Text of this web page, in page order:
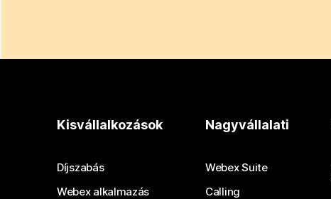
Kisvállalkozások
Díjszabás
Webex alkalmazás
Nagyvállalati
Webex Suite
Calling